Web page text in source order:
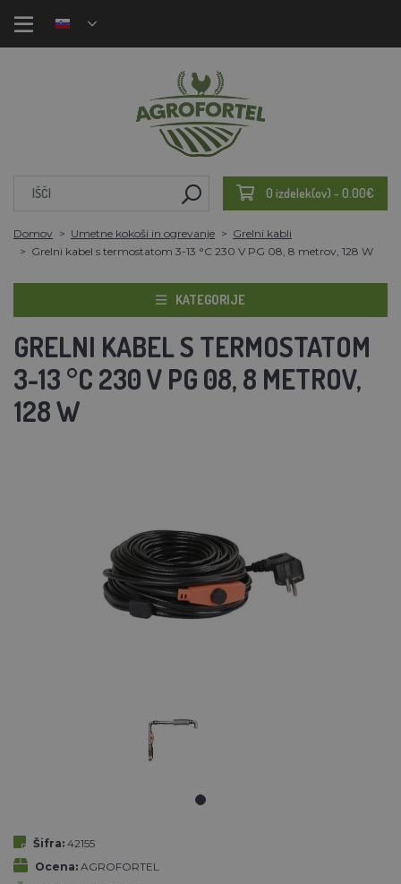
0 izdelek(ov) - 0.00€
Domov Umetne kokoši in ogrevanje
Grelni kabli
Grelni kabel s termostatom 3-13 °C 230 V PG 08, 8 metrov, 128 W
KATEGORIJE
GRELNI KABEL S TERMOSTATOM
3-13 °C 230 V PG 08, 8 METROV,
128 W
Šifra: 42155
Ocena: AGROFORTEL